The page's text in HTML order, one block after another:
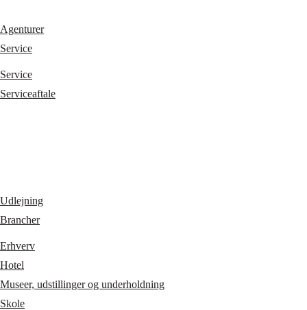
Agenturer
Service
Service
Serviceaftale
Udlejning
Brancher
Erhverv
Hotel
Museer, udstillinger og underholdning
Skole